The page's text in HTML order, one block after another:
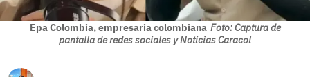
Epa Colombia, empresaria colombiana Foto: Captura de
pantalla de redes sociales y Noticias Caracol